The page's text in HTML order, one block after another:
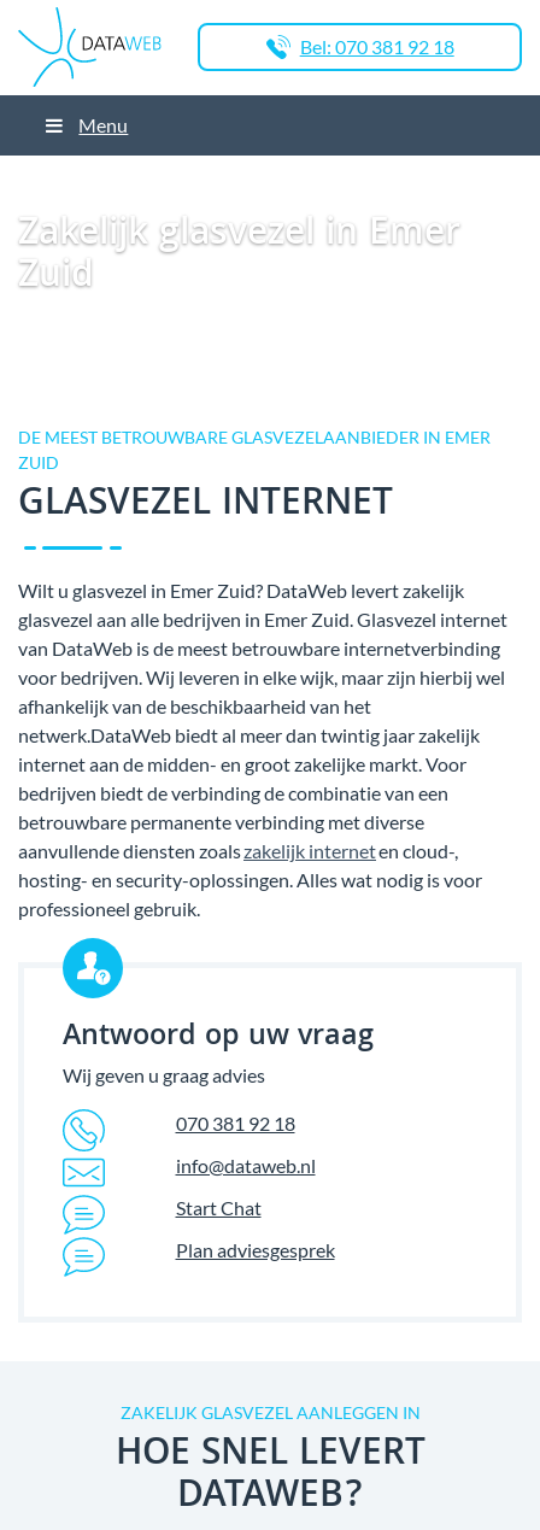
Bel: 070 381 92 18
Menu
Zakelijk glasvezel in Emer
Zuid
DE MEEST BETROUWBARE GLASVEZELAANBIEDER IN EMER
ZUID
GLASVEZEL INTERNET
Wilt u glasvezel in Emer Zuid? DataWeb levert zakelijk
glasvezel aan alle bedrijven in Emer Zuid. Glasvezel internet
van DataWeb is de meest betrouwbare internetverbinding
voor bedrijven. Wij leveren in elke wijk, maar zijn hierbij wel
afhankelijk van de beschikbaarheid van het
netwerk.DataWeb biedt al meer dan twintig jaar zakelijk
internet aan de midden- en groot zakelijke markt. Voor
bedrijven biedt de verbinding de combinatie van een
betrouwbare permanente verbinding met diverse
aanvullende diensten zoalszakelijk interneten cloud-,
hosting- en security-oplossingen. Alles wat nodig is voor
professioneel gebruik.
Antwoord op uw vraag
Wij geven u graag advies
070 381 92 18
info@dataweb.nl
Start Chat
Plan adviesgesprek
ZAKELIJK GLASVEZEL AANLEGGEN IN
HOE SNEL LEVERT
DATAWEB?